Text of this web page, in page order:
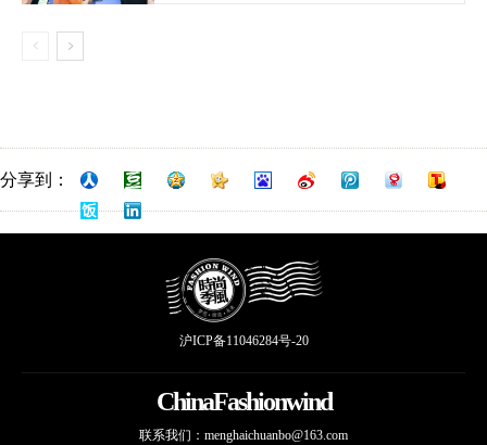
分享到：
沪ICP备11046284号-20
ChinaFashionwind
联系我们： menghaichuanbo@163.com